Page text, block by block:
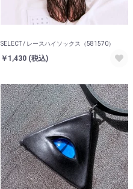
SELECT / レースハイソックス（581570）
￥1,430 (税込)